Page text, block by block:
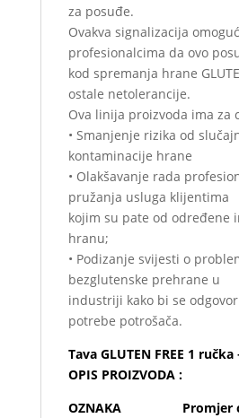
za posuđe.
Ovakva signalizacija
profesionalcima da ovo
kod spremanja hrane
ostale netolerancije.
Ova linija proizvoda ima za
• Smanjenje rizika od
kontaminacije hrane
• Olakšavanje rada
pružanja usluga klijentima
kojim su pate od određene
hranu;
• Podizanje svijesti o
bezglutenske prehrane u
industriji kako bi se
potrebe potrošača.
Tava GLUTEN FREE 1
OPIS PROIZVODA :
OZNAKA Promjer